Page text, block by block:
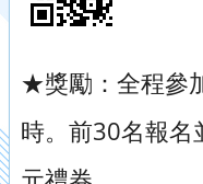
★獎勵：全程參
時。前30名報名